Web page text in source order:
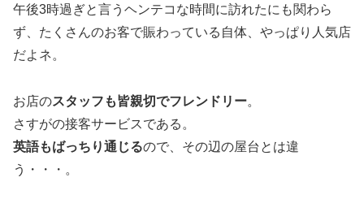
午後3時過ぎと言うヘンテコな時間に訪れたにも関わら
ず、たくさんのお客で賑わっている自体、やっぱり人気店
だよネ。
お店のスタッフも皆親切でフレンドリー。
さすがの接客サービスである。
英語もばっちり通じるので、その辺の屋台とは違
う・・・。